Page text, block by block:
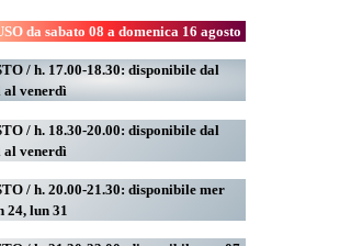
da sabato 08 a domenica 16 agosto
/ h. 17.00-18.30: disponibile dal
al venerdì
/ h. 18.30-20.00: disponibile dal
al venerdì
/ h. 20.00-21.30: disponibile mer
24, lun 31